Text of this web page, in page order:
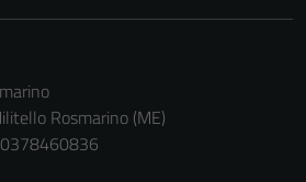
Rosmarino (ME)